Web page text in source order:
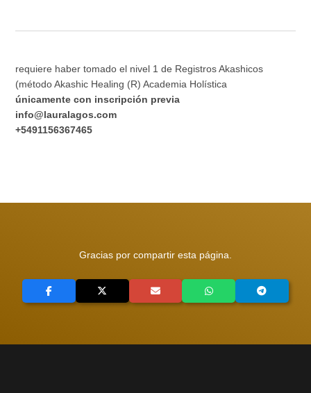
requiere haber tomado el nivel 1 de Registros Akashicos
(método Akashic Healing (R) Academia Holística
únicamente con inscripción previa
info@lauralagos.com
+5491156367465
Gracias por compartir esta página.